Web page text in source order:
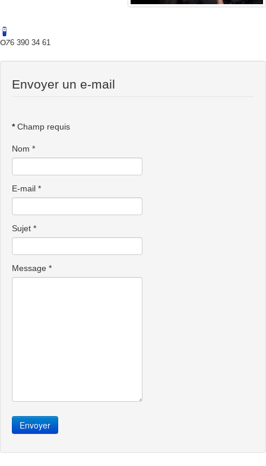
𝖮𐓒6 390 34 61
Envoyer un e-mail
*Champ requis
Nom *
E-mail *
Sujet *
Message *
Envoyer